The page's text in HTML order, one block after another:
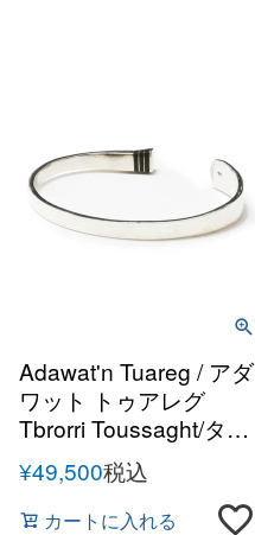
Adawat'n Tuareg / アダ
ワット トゥアレグ
Tbrorri Toussaght/タブ
ルーリトゥサハト シル
バーハンドメイドバン
グル
¥49,500税込
カートに入れる